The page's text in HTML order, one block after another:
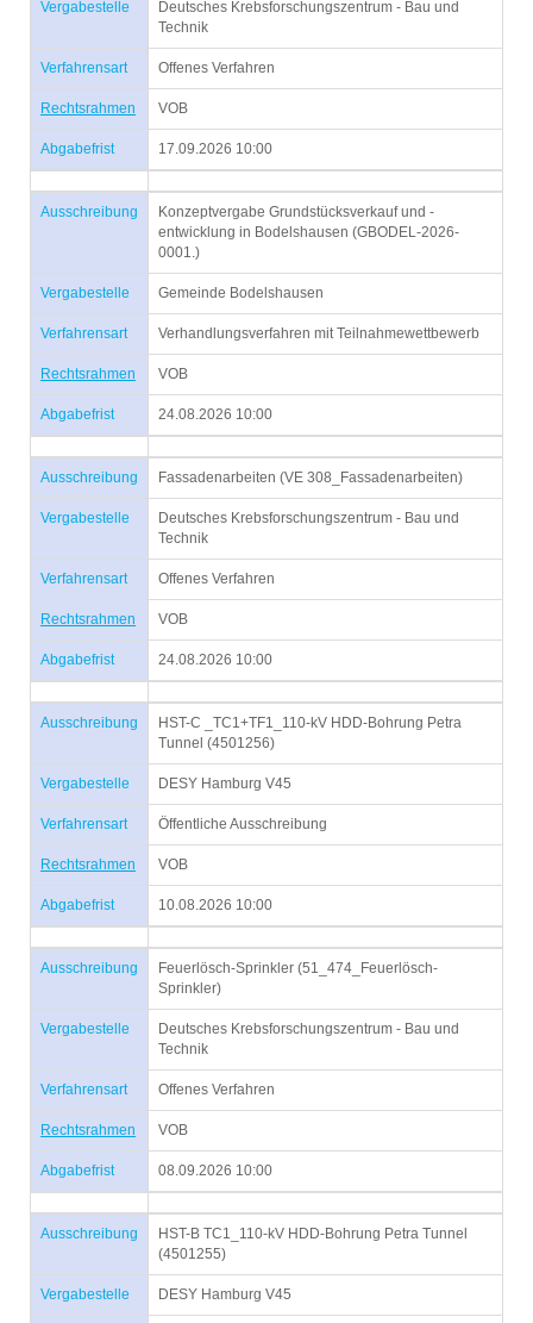
Vergabestelle
Deutsches Krebsforschungszentrum - Bau und
Technik
Verfahrensart Offenes Verfahren
Rechtsrahmen VOB
Abgabefrist 17.09.2026 10:00
Ausschreibung
Konzeptvergabe Grundstücksverkauf und -
entwicklung in Bodelshausen (GBODEL-2026-
0001.)
Vergabestelle Gemeinde Bodelshausen
Verfahrensart Verhandlungsverfahren mit Teilnahmewettbewerb
Rechtsrahmen VOB
Abgabefrist 24.08.2026 10:00
Ausschreibung Fassadenarbeiten (VE 308_Fassadenarbeiten)
Vergabestelle
Deutsches Krebsforschungszentrum - Bau und
Technik
Verfahrensart Offenes Verfahren
Rechtsrahmen VOB
Abgabefrist 24.08.2026 10:00
Ausschreibung
HST-C _TC1+TF1_110-kV HDD-Bohrung Petra
Tunnel (4501256)
Vergabestelle DESY Hamburg V45
Verfahrensart Öffentliche Ausschreibung
Rechtsrahmen VOB
Abgabefrist 10.08.2026 10:00
Ausschreibung
Feuerlösch-Sprinkler (51_474_Feuerlösch-
Sprinkler)
Vergabestelle
Deutsches Krebsforschungszentrum - Bau und
Technik
Verfahrensart Offenes Verfahren
Rechtsrahmen VOB
Abgabefrist 08.09.2026 10:00
Ausschreibung
HST-B TC1_110-kV HDD-Bohrung Petra Tunnel
(4501255)
Vergabestelle DESY Hamburg V45